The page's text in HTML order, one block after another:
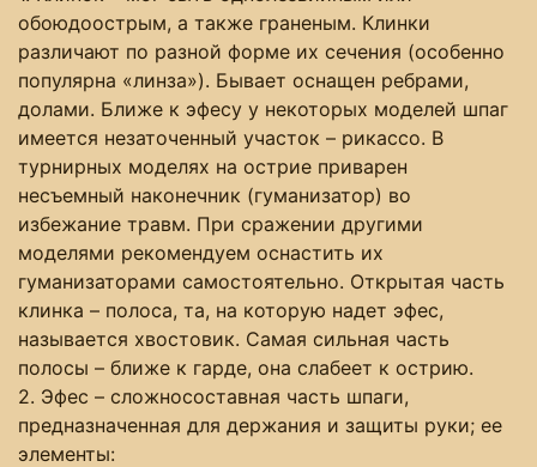
обоюдоострым, а также граненым. Клинки
различают по разной форме их сечения (особенно
популярна «линза»). Бывает оснащен ребрами,
долами. Ближе к эфесу у некоторых моделей шпаг
имеется незаточенный участок – рикассо. В
турнирных моделях на острие приварен
несъемный наконечник (гуманизатор) во
избежание травм. При сражении другими
моделями рекомендуем оснастить их
гуманизаторами самостоятельно. Открытая часть
клинка – полоса, та, на которую надет эфес,
называется хвостовик. Самая сильная часть
полосы – ближе к гарде, она слабеет к острию.
2. Эфес – сложносоставная часть шпаги,
предназначенная для держания и защиты руки; ее
элементы: